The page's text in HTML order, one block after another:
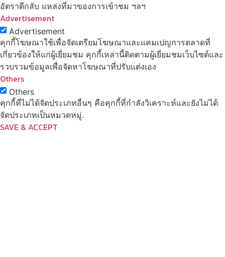
อัตราตีกลับ แหล่งที่มาของการเข้าชม ฯลฯ
Advertisement
Advertisement
คุกกี้โฆษณาใช้เพื่อจัดเตรียมโฆษณาและแคมเปญการตลาดที่
เกี่ยวข้องให้แก่ผู้เยี่ยมชม คุกกี้เหล่านี้ติดตามผู้เยี่ยมชมเว็บไซต์และ
รวบรวมข้อมูลเพื่อจัดหาโฆษณาที่ปรับแต่งเอง
Others
Others
คุกกี้ที่ไม่ได้จัดประเภทอื่นๆ คือคุกกี้ที่กำลังวิเคราะห์และยังไม่ได้
จัดประเภทเป็นหมวดหมู่.
SAVE & ACCEPT